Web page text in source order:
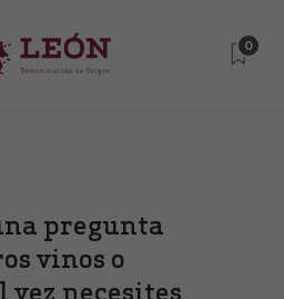
0
pregunta
vinos o
vez necesites